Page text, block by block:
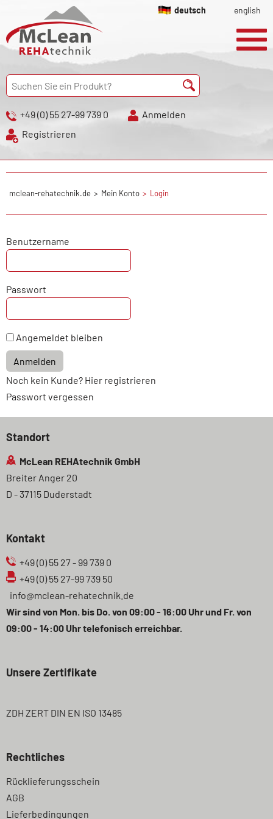
deutsch english
+49 (0) 55 27-99 739 0
Anmelden
Registrieren
mclean-rehatechnik.de Mein Konto Login
Benutzername
Passwort
Angemeldet bleiben
Anmelden
Noch kein Kunde? Hier registrieren
Passwort vergessen
Standort
McLean REHAtechnik GmbH
Breiter Anger 20
D - 37115 Duderstadt
Kontakt
+49 (0) 55 27 - 99 739 0
+49 (0) 55 27-99 739 50
info@mclean-rehatechnik.de
Wir sind von Mon. bis Do. von 09:00 - 16:00 Uhr und Fr. von
09:00 - 14:00 Uhr telefonisch erreichbar.
Unsere Zertifikate
ZDH ZERT DIN EN ISO 13485
Rechtliches
Navigation
überspringen
Rücklieferungsschein
AGB
Lieferbedingungen